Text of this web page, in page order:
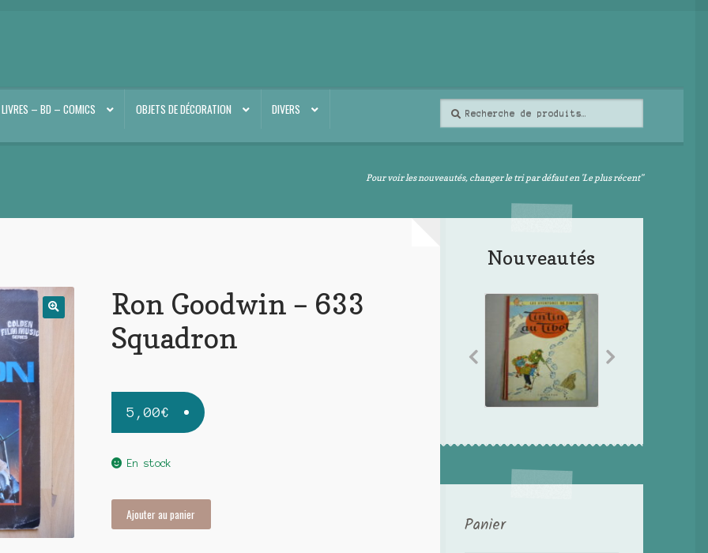
LIVRES – BD – COMICS OBJETS DE DÉCORATION DIVERS
pour :
Pour voir les nouveautés, changer le tri par défaut en 'Le plus récent"
Ron Goodwin – 633
Squadron
5,00€
En stock
Ajouter au panier
Nouveautés
Panier